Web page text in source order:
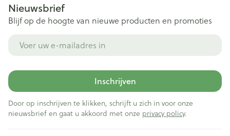
Nieuwsbrief
Blijf op de hoogte van nieuwe producten en promoties
Inschrijven
Door op inschrijven te klikken, schrijft u zich in voor onze
nieuwsbrief en gaat u akkoord met onze privacy policy.